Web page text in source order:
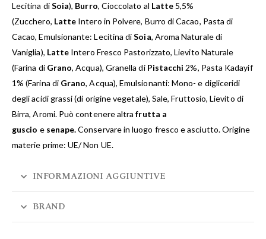
Lecitina diSoia), Burro, Cioccolato al Latte 5,5%
(Zucchero, Latte Intero in Polvere, Burro di Cacao, Pasta di
Cacao, Emulsionante: Lecitina diSoia, Aroma Naturale di
Vaniglia), Latte Intero Fresco Pastorizzato, Lievito Naturale
(Farina di Grano, Acqua), Granella di Pistacchi 2%, Pasta Kadayif
1% (Farina di Grano, Acqua), Emulsionanti: Mono- e digliceridi
degli acidi grassi (di origine vegetale), Sale, Fruttosio, Lievito di
Birra, Aromi. Può contenere altra frutta a
guscio esenape.Conservare in luogo fresco e asciutto. Origine
materie prime: UE/ Non UE.
INFORMAZIONI AGGIUNTIVE
BRAND